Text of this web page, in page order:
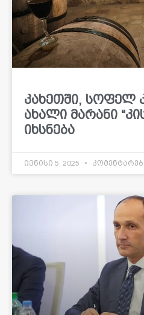
კახეთში, სოფელ
ახალი მარანი
იხსნება
ივნისი 5, 2025